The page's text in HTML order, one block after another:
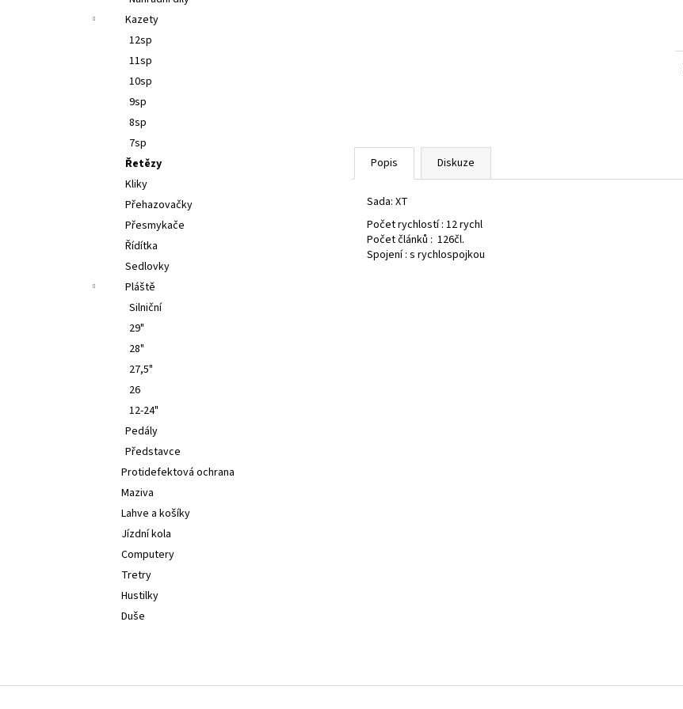
Kazety
12sp
11sp
10sp
9sp
8sp
7sp
Řetězy
Kliky
Přehazovačky
Přesmykače
Řídítka
Sedlovky
Pláště
Silniční
29"
28"
27,5"
26
12-24"
Pedály
Představce
Protidefektová ochrana
Maziva
Lahve a košíky
Jízdní kola
Computery
Tretry
Hustilky
Duše
Popis Diskuze
Sada: XT
Počet rychlostí : 12 rychl
Počet článků : 126čl.
Spojení : s rychlospojkou